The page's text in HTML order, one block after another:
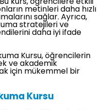
kurs, öğrencilere etkili
metinleri daha hızlı
sağlar. Ayrıca,
stratejileri ve
daha iyi ifade
Kursu, öğrencilerin
ve akademik
için mükemmel bir
Kursu